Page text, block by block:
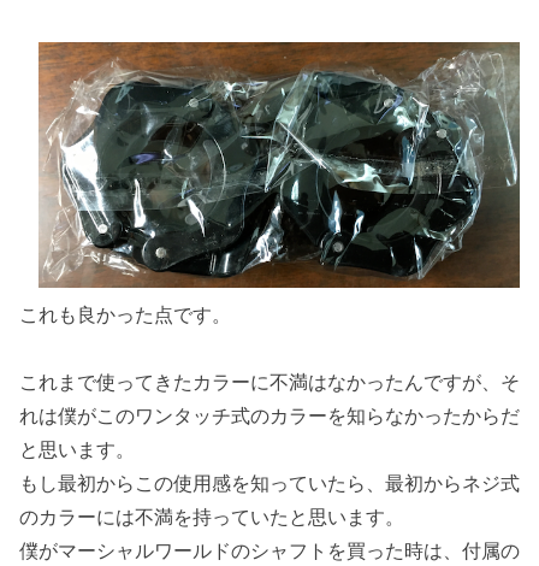
これも良かった点です。
これまで使ってきたカラーに不満はなかったんですが、そ
れは僕がこのワンタッチ式のカラーを知らなかったからだ
と思います。
もし最初からこの使用感を知っていたら、最初からネジ式
のカラーには不満を持っていたと思います。
僕がマーシャルワールドのシャフトを買った時は、付属の